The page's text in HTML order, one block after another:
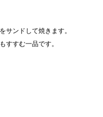
サンドして焼きます。
すすむ一品です。